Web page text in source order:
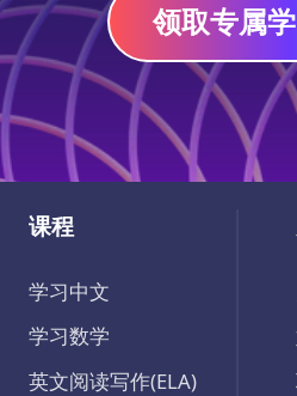
领取专属
课程
学习中文
学习数学
英文阅读写作(ELA)